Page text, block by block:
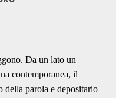
Da un lato un
contemporanea, il
della parola e depositario